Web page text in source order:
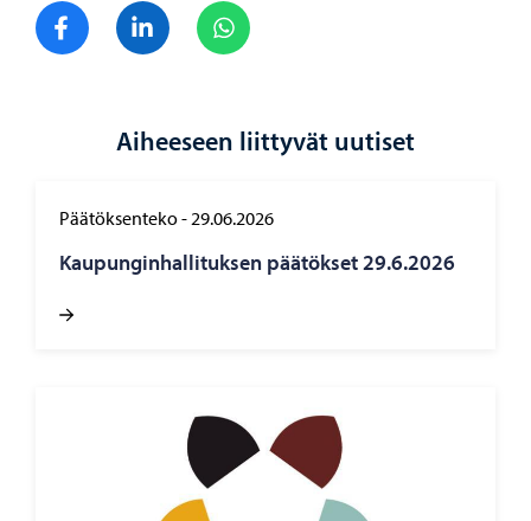
Jaa FacebookJaa LinkedIn
Aiheeseen liittyvät uutiset
Päätöksenteko-29.06.2026
Kau­pun­gin­hal­li­tuk­sen pää­tök­set 29.6.2026